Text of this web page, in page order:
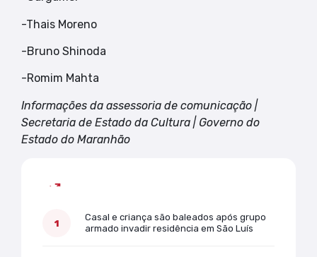
-Thais Moreno
-Bruno Shinoda
-Romim Mahta
Informações da assessoria de comunicação |
Secretaria de Estado da Cultura | Governo do
Estado do Maranhão
Casal e criança são baleados após grupo
armado invadir residência em São Luís